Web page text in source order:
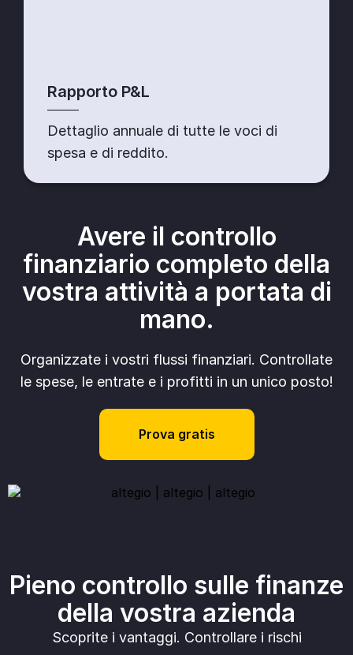
Rapporto P&L
Dettaglio annuale di tutte le voci di
spesa e di reddito.
Avere il controllo
finanziario completo della
vostra attività a portata di
mano.
Organizzate i vostri flussi finanziari. Controllate
le spese, le entrate e i profitti in un unico posto!
Prova gratis
Pieno controllo sulle finanze
della vostra azienda
Scoprite i vantaggi. Controllare i rischi